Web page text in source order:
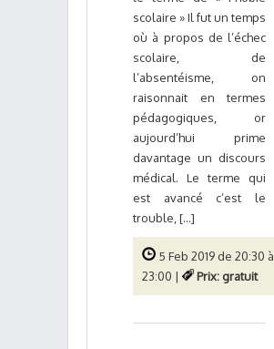
scolaire » Il fut un temps
où à propos de l’échec
scolaire, de
l’absentéisme, on
raisonnait en termes
pédagogiques, or
aujourd’hui prime
davantage un discours
médical. Le terme qui
est avancé c’est le
trouble, [...]
5 Feb 2019 de 20:30 à
23:00 |
Prix: gratuit